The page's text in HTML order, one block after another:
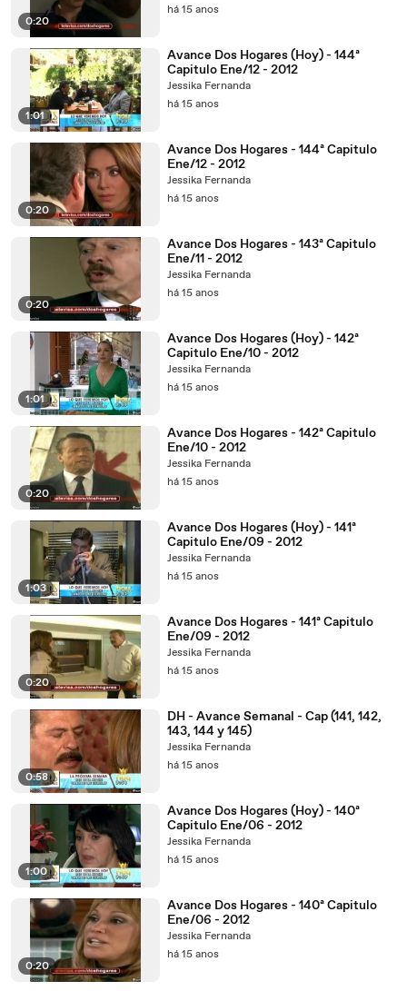
0:20
há 15 anos
1:01
Avance Dos Hogares (Hoy) - 144ª
Capitulo Ene/12 - 2012
Jessika Fernanda
há 15 anos
0:20
Avance Dos Hogares - 144ª Capitulo
Ene/12 - 2012
Jessika Fernanda
há 15 anos
0:20
Avance Dos Hogares - 143ª Capitulo
Ene/11 - 2012
Jessika Fernanda
há 15 anos
1:01
Avance Dos Hogares (Hoy) - 142ª
Capitulo Ene/10 - 2012
Jessika Fernanda
há 15 anos
0:20
Avance Dos Hogares - 142ª Capitulo
Ene/10 - 2012
Jessika Fernanda
há 15 anos
1:03
Avance Dos Hogares (Hoy) - 141ª
Capitulo Ene/09 - 2012
Jessika Fernanda
há 15 anos
0:20
Avance Dos Hogares - 141ª Capitulo
Ene/09 - 2012
Jessika Fernanda
há 15 anos
0:58
DH - Avance Semanal - Cap (141, 142,
143, 144 y 145)
Jessika Fernanda
há 15 anos
1:00
Avance Dos Hogares (Hoy) - 140ª
Capitulo Ene/06 - 2012
Jessika Fernanda
há 15 anos
0:20
Avance Dos Hogares - 140ª Capitulo
Ene/06 - 2012
Jessika Fernanda
há 15 anos